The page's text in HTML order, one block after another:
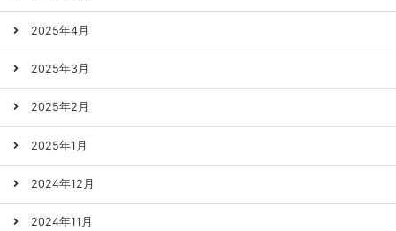
2025年4月
2025年3月
2025年2月
2025年1月
2024年12月
2024年11月